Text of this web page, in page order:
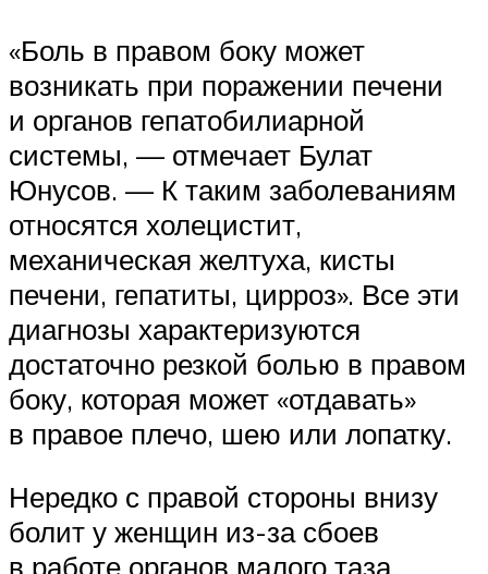
«Боль в правом боку может
возникать при поражении печени
и органов гепатобилиарной
системы, — отмечает Булат
Юнусов. — К таким заболеваниям
относятся холецистит,
механическая желтуха, кисты
печени, гепатиты, цирроз». Все эти
диагнозы характеризуются
достаточно резкой болью в правом
боку, которая может «отдавать»
в правое плечо, шею или лопатку.
Нередко с правой стороны внизу
болит у женщин из-за сбоев
в работе органов малого таза.